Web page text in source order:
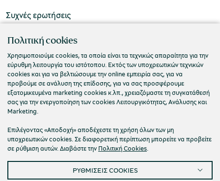
Συχνές ερωτήσεις
Επικοινωνήστε μαζί μας
Πολιτική Απορρήτου Όροι Χρήσης
Cookies
Ρυθμίσεις Cookies
Προσβασιμότητα
Πολιτική cookies
Χρησιμοποιούμε cookies, τα οποία είναι τα τεχνικώς απαραίτητα για την
εύρυθμη λειτουργία του ιστότοπου. Εκτός των υποχρεωτικών τεχνικών
cookies και για να βελτιώσουμε την online εμπειρία σας, για να
προβούμε σε ανάλυση της επίδοσης, για να σας προσφέρουμε
εξατομικευμένα marketing cookies κ.λπ., χρειαζόμαστε τη συγκατάθεσή
σας για την ενεργοποίηση των cookies Λειτουργικότητας, Ανάλυσης και
Marketing.
Επιλέγοντας «Αποδοχή» αποδέχεστε τη χρήση όλων των μη
υποχρεωτικών cookies. Σε διαφορετική περίπτωση μπορείτε να προβείτε
σε ρύθμιση αυτών. Διαβάστε την Πολιτική Cookies.
ΡΥΘΜΙΣΕΙΣ COOKIES